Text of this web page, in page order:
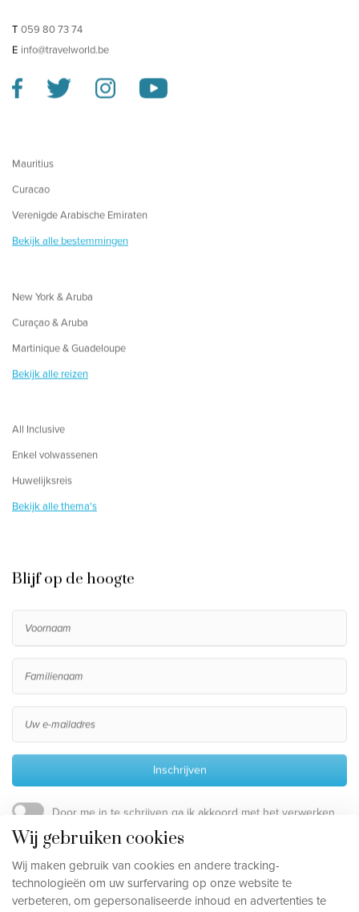
Wij gebruiken cookies
Wij maken gebruik van cookies en andere tracking-
technologieën om uw surfervaring op onze website te
verbeteren, om gepersonaliseerde inhoud en advertenties te
T 059 80 73 74
E info@travelworld.be
Mauritius
Curacao
Verenigde Arabische Emiraten
Bekijk alle bestemmingen
New York & Aruba
Curaçao & Aruba
Martinique & Guadeloupe
Bekijk alle reizen
All Inclusive
Enkel volwassenen
Huwelijksreis
Bekijk alle thema's
Blijf op de hoogte
Inschrijven
Door me in te schrijven ga ik akkoord met het verwerken
van mijn persoonsgegevens, die beschreven staan in de
privacy disclaimer.
Privacy disclaimer